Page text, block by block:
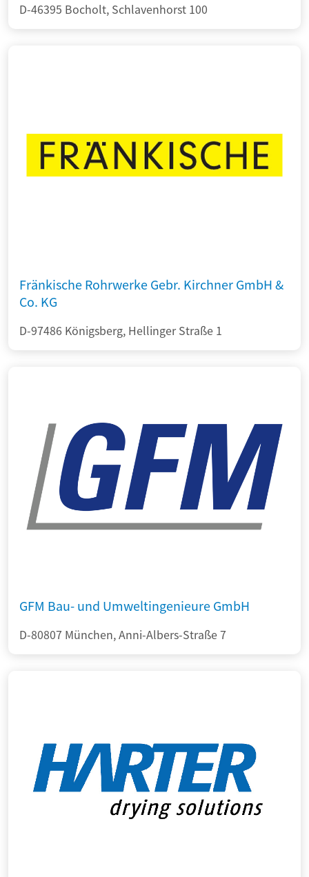
D-46395 Bocholt, Schlavenhorst 100
Fränkische Rohrwerke Gebr. Kirchner GmbH &
Co. KG
D-97486 Königsberg, Hellinger Straße 1
GFM Bau- und Umweltingenieure GmbH
D-80807 München, Anni-Albers-Straße 7